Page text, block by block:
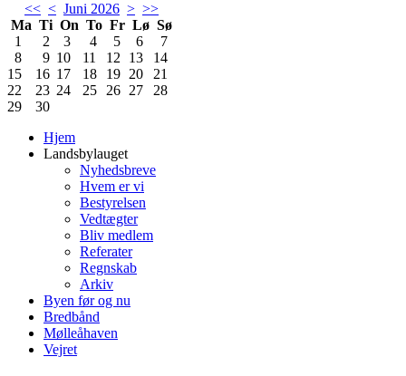
<< < Juni 2026 > >>
Ma Ti On To Fr Lø Sø
1
2 3 4 5 6
7
8
9 10 11 12 13
14
15
16 17 18 19 20
21
22
23 24 25 26 27
28
29
30
Hjem
Landsbylauget
Nyhedsbreve
Hvem er vi
Bestyrelsen
Vedtægter
Bliv medlem
Referater
Regnskab
Arkiv
Byen før og nu
Bredbånd
Mølleåhaven
Vejret